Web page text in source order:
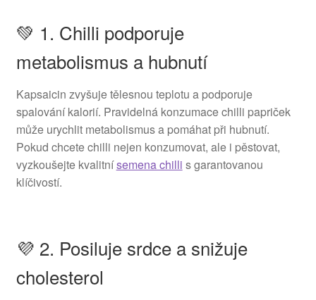
💚 1. Chilli podporuje
metabolismus a hubnutí
Kapsaicin zvyšuje tělesnou teplotu a podporuje
spalování kalorií. Pravidelná konzumace chilli papriček
může urychlit metabolismus a pomáhat při hubnutí.
Pokud chcete chilli nejen konzumovat, ale i pěstovat,
vyzkoušejte kvalitnísemena chilli s garantovanou
klíčivostí.
💜 2. Posiluje srdce a snižuje
cholesterol